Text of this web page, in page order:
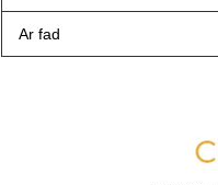
Ar fad